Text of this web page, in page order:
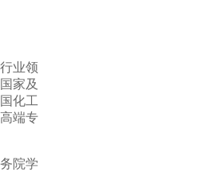
业领
家及
化工
端专
院学